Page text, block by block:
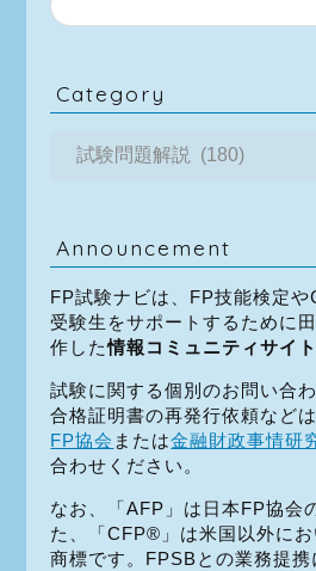
Category
Announcement
FP試験ナビは、FP技能検定
受験生をサポートするために
作した情報コミュニティサイト
試験に関する個別のお問い合
合格証明書の再発行依頼など
FP協会 または金融財政事情研
合わせください。
なお、「AFP」は日本FP協会
た、「CFP®」は米国以外に
商標です。FPSBとの業務提携